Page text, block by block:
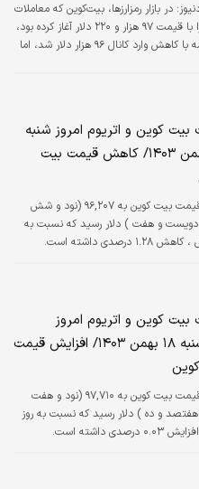
در بازار رمزارزها، بیت‌کوین که معاملات
امروز را با قیمت ۹۷ هزار و ۲۲۰ دلار آغاز کرده بود،
در ادامه با کاهش وارد کانال ۹۶ هزار دلار شد، اما
کوین و اتریوم امروز شنبه
۲۰ بهمن ۱۴۰۳/ کاهش قیمت بیت
امروز قیمت بیت کوین به ۹۶,۲۰۷ (نود و شش
دویست و هفت ) دلار رسید که نسبت به
درصدی داشته است.
کوین و اتریوم امروز
پنجشنبه ۱۸ بهمن ۱۴۰۳/ افزایش قیمت
امروز قیمت بیت کوین به ۹۷,۷۱۰ (نود و هفت
هفتصد و ده ) دلار رسید که نسبت به روز
درصدی داشته است.